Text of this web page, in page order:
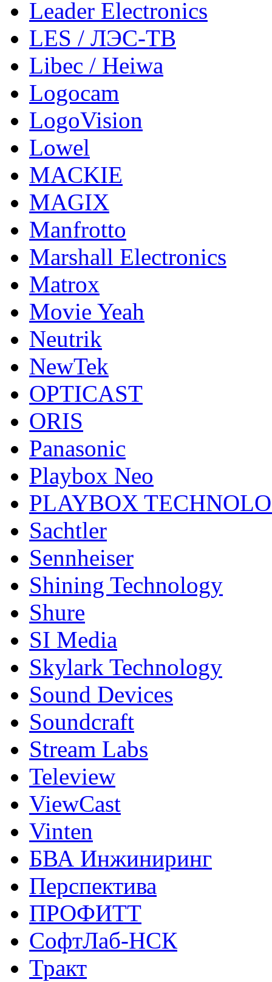
Leader Electronics
LES / ЛЭС-ТВ
Libec / Heiwa
Logocam
LogoVision
Lowel
MACKIE
MAGIX
Manfrotto
Marshall Electronics
Matrox
Movie Yeah
Neutrik
NewTek
OPTICAST
ORIS
Panasonic
Playbox Neo
PLAYBOX
Sachtler
Sennheiser
Shining Technology
Shure
SI Media
Skylark Technology
Sound Devices
Soundcraft
Stream Labs
Teleview
ViewCast
Vinten
БВА Инжиниринг
Перспектива
ПРОФИТТ
СофтЛаб-НСК
Тракт